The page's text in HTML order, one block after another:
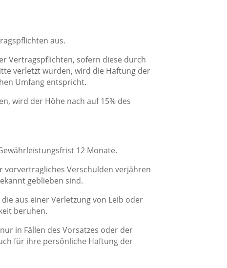
aus.
Vertragspflichten, sofern diese durch
verletzt wurden, wird die Haftung der
Umfang entspricht.
wird der Höhe nach auf 15% des
12 Monate.
vorvertragliches Verschulden verjähren
geblieben sind.
aus einer Verletzung von Leib oder
beruhen.
in Fällen des Vorsatzes oder der
für ihre persönliche Haftung der